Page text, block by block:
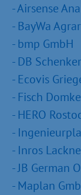
- Airsense
- BayWa
- bmp GmbH
- DB
- Ecovis
- Fisch Domke
- HERO
-
- Inros
- JB German
- Maplan